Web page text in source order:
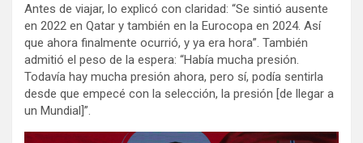
Antes de viajar, lo explicó con claridad: “Se sintió ausente
en 2022 en Qatar y también en la Eurocopa en 2024. Así
que ahora finalmente ocurrió, y ya era hora”. También
admitió el peso de la espera: “Había mucha presión.
Todavía hay mucha presión ahora, pero sí, podía sentirla
desde que empecé con la selección, la presión [de llegar a
un Mundial]”.